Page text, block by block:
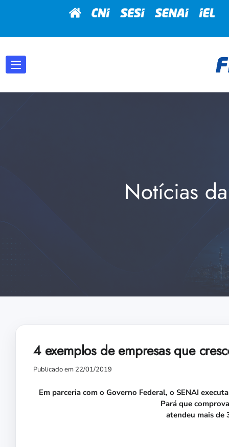
Notícias
4 exemplos de empresas que
Publicado em 22/01/2019
Em parceria com o Governo Federal, o SENAI
Pará que
atendeu mais de